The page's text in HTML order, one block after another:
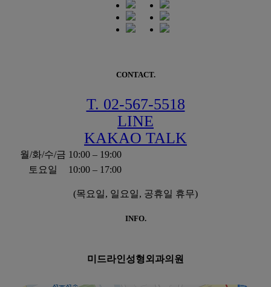
CONTACT.
T. 02-567-5518
LINE
KAKAO TALK
월/화/수/금 10:00 – 19:00
토요일
10:00 – 17:00
(목요일, 일요일, 공휴일 휴무)
INFO.
미드라인성형외과의원